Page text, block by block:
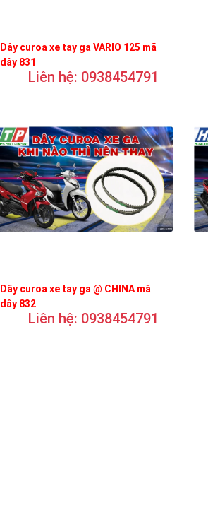
Dây curoa xe tay ga VARIO 125 mã
dây 831
Liên hệ: 0938454791
Dây curoa xe tay ga @ CHINA mã
dây 832
Liên hệ: 0938454791